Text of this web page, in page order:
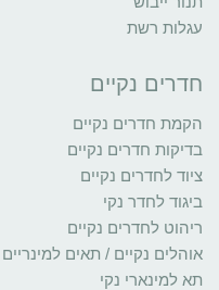
עגלות רשת
חדרים נקיים
הקמת חדרים נקיים
בדיקות חדרים נקיים
ציוד לחדרים נקיים
ביגוד לחדר נקי
ריהוט לחדרים נקיים
אוהלים נקיים / תאים למינריים
תא למינארי נקי